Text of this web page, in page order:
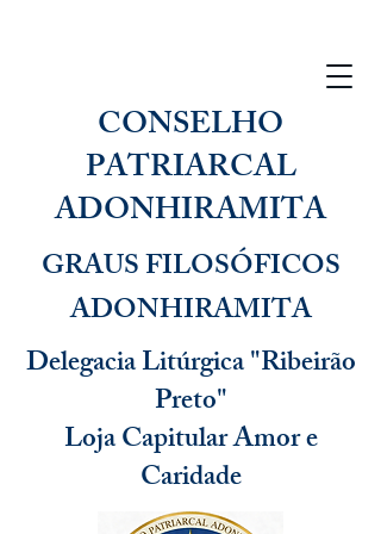
CONSELHO
PATRIARCAL
ADONHIRAMITA
GRAUS FILOSÓFICOS
ADONHIRAMITA
Delegacia Litúrgica "Ribeirão
Preto"
Loja Capitular Amor e
Caridade